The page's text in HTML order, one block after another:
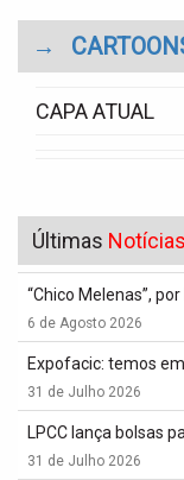
→
CAPA ATUAL
Últimas Notícias
“Chico Melenas”,
6 de Agosto 2026
Expofacic: temos
31 de Julho 2026
LPCC lança bolsas
31 de Julho 2026